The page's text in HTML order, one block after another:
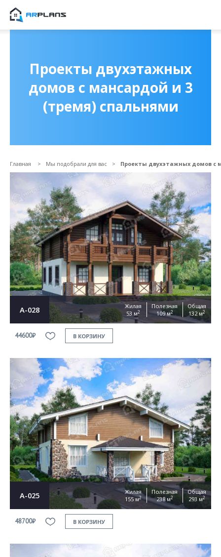
Проекты двухэтажных
домов с мансардой и 3
(тремя) спальнями
Главная Мы подобрали для вас Проекты двухэтажных домов с
А-028
Жилая
53 м2
Полезная
109 м2
Общая
132 м2
44600₽ В КОРЗИНУ
А-025
Жилая
155 м2
Полезная
238 м2
Общая
293 м2
48700₽ В КОРЗИНУ
Прикрепить файл
Согласен на обработку персональных данных
This site is protected by reCAPTCHA and the GooglePrivacy PolicyandTerms of Service
ОТПРАВИТЬ